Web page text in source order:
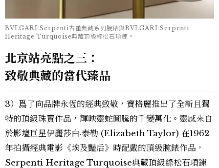
BVLGARI Serpenti古董典藏系列腕錶與BVLGARI Serpenti
Heritage Turquoise典藏頂級綠松石項鍊。
北京站亮點之三：
致敬典藏的當代臻品
3）爲了向品牌永恆的經典致敬，寶格麗推出了全新且獨
特的頂級珠寶作品，輝映靈蛇圖騰的千變萬化。靈感來自
於影壇巨星伊麗莎白·泰勒 (Elizabeth Taylor) 在1962
年拍攝經典電影《埃及豔后》時配戴的頂級腕錶作品，
Serpenti Heritage Turquoise典藏頂級綠松石項鍊